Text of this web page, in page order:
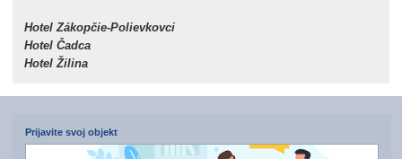
Hotel Zákopčie-Polievkovci
Hotel Čadca
Hotel Žilina
Prijavite svoj objekt